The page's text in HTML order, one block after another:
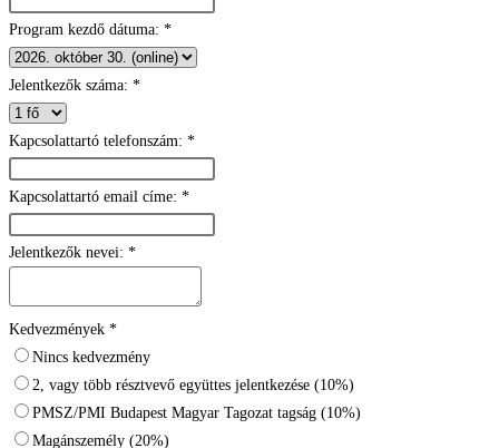
Program kezdő dátuma: *
Jelentkezők száma: *
Kapcsolattartó telefonszám: *
Kapcsolattartó email címe: *
Jelentkezők nevei: *
Kedvezmények *
Nincs kedvezmény
2, vagy több résztvevő együttes jelentkezése (10%)
PMSZ/PMI Budapest Magyar Tagozat tagság (10%)
Magánszemély (20%)